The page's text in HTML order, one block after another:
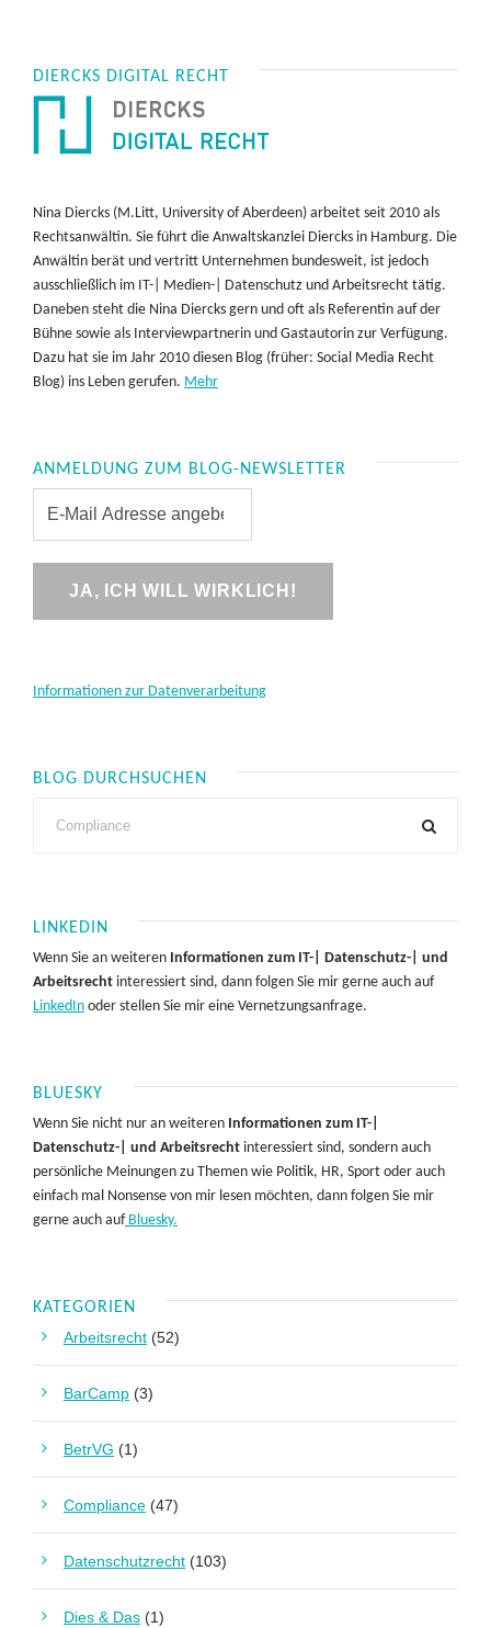
DIERCKS DIGITAL RECHT
Nina Diercks (M.Litt, University of Aberdeen) arbeitet seit 2010 als
Rechtsanwältin. Sie führt die Anwaltskanzlei Diercks in Hamburg. Die
Anwältin berät und vertritt Unternehmen bundesweit, ist jedoch
ausschließlich im IT-| Medien-| Datenschutz und Arbeitsrecht tätig.
Daneben steht die Nina Diercks gern und oft als Referentin auf der
Bühne sowie als Interviewpartnerin und Gastautorin zur Verfügung.
Dazu hat sie im Jahr 2010 diesen Blog (früher: Social Media Recht
Blog) ins Leben gerufen. Mehr
ANMELDUNG ZUM BLOG-NEWSLETTER
Informationen zur Datenverarbeitung
BLOG DURCHSUCHEN
LINKEDIN
Wenn Sie an weiteren Informationen zum IT-| Datenschutz-| und
Arbeitsrecht interessiert sind, dann folgen Sie mir gerne auch auf
LinkedIn oder stellen Sie mir eine Vernetzungsanfrage.
BLUESKY
Wenn Sie nicht nur an weiteren Informationen zum IT-|
Datenschutz-| und Arbeitsrecht interessiert sind, sondern auch
persönliche Meinungen zu Themen wie Politik, HR, Sport oder auch
einfach mal Nonsense von mir lesen möchten, dann folgen Sie mir
gerne auch aufBluesky.
KATEGORIEN
Arbeitsrecht (52)
BarCamp (3)
BetrVG (1)
Compliance (47)
Datenschutzrecht (103)
Dies & Das (1)